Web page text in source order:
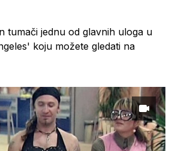
tumači jednu od glavnih uloga u
koju možete gledati na